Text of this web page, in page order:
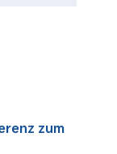
zum